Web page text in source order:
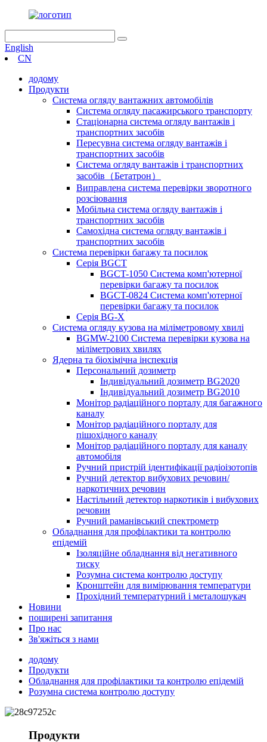
English
CN
додому
Продукти
Система огляду вантажних автомобілів
Система огляду пасажирського транспорту
Стаціонарна система огляду вантажів і
транспортних засобів
Пересувна система огляду вантажів і
транспортних засобів
Система огляду вантажів і транспортних
засобів（Бетатрон）
Виправлена ​​система перевірки зворотного
розсіювання
Мобільна система огляду вантажів і
транспортних засобів
Самохідна система огляду вантажів і
транспортних засобів
Система перевірки багажу та посилок
Серія BGCT
BGCT-1050 Система комп'ютерної
перевірки багажу та посилок
BGCT-0824 Система комп'ютерної
перевірки багажу та посилок
Серія BG-X
Система огляду кузова на міліметровому хвилі
BGMW-2100 Система перевірки кузова на
міліметрових хвилях
Ядерна та біохімічна інспекція
Персональний дозиметр
Індивідуальний дозиметр BG2020
Індивідуальний дозиметр BG2010
Монітор радіаційного порталу для багажного
каналу
Монітор радіаційного порталу для
пішохідного каналу
Монітор радіаційного порталу для каналу
автомобіля
Ручний пристрій ідентифікації радіоізотопів
Ручний детектор вибухових речовин/
наркотичних речовин
Настільний детектор наркотиків і вибухових
речовин
Ручний раманівський спектрометр
Обладнання для профілактики та контролю
епідемій
Ізоляційне обладнання від негативного
тиску
Розумна система контролю доступу
Кронштейн для вимірювання температури
Прохідний температурний і металошукач
Новини
поширені запитання
Про нас
Зв'яжіться з нами
додому
Продукти
Обладнання для профілактики та контролю епідемій
Розумна система контролю доступу
Продукти